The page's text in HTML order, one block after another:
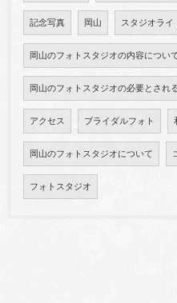
記念写真 岡山 スタジオライ
岡山のフォトスタジオの内容につい
岡山のフォトスタジオの必要とされ
アクセス ブライダルフォト
岡山のフォトスタジオについて
フォトスタジオ